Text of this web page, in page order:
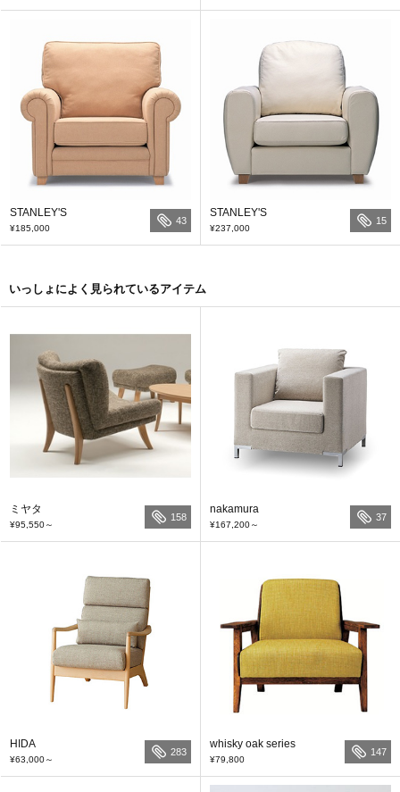
STANLEY'S
¥185,000
43
STANLEY'S
¥237,000
15
いっしょによく見られているアイテム
ミヤタ
¥95,550～
158
nakamura
¥167,200～
37
HIDA
¥63,000～
283
whisky oak series
¥79,800
147